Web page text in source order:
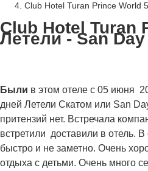
Club Hotel Turan Prince World
Club Hotel Turan
Летели - San Day
Были в этом отеле с 05 июня
дней Летели Скатом или San
притензий нет. Встречала
встретили доставили в отель.
быстро и не заметно. Очень
отдыха с детьми. Очень много